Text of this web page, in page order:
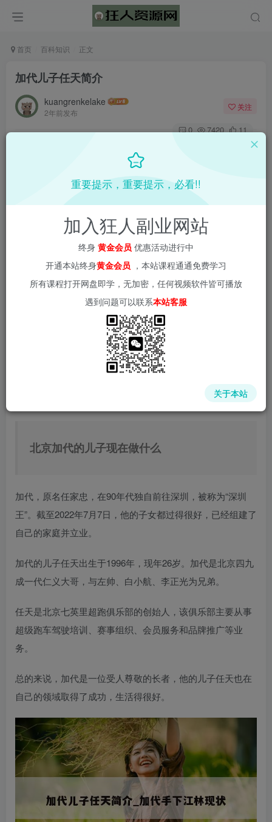
首页 百科知识 正文
加代儿子任天简介
kuangrenkelake
2年前发布
关注
0 7420 11
📌 1000➕互联网副业项目教程，更多网赚项目，点击以下
链接进入本站首页：
中赚网 - 分享各大收费VIP网赚项目和创业教程 - 狂人资源
网
北京加代的儿子现在做什么
加代，原名任家忠，在90年代独自前往深圳，被称为“深圳
王”。截至2022年7月7日，他的子女都过得很好，已经组建了
自己的家庭并立业。
加代的儿子任天出生于1996年，现年26岁。加代是北京四九
成一代仁义大哥，与左帅、白小航、李正光为兄弟。
任天是北京七英里超跑俱乐部的创始人，该俱乐部主要从事
超级跑车驾驶培训、赛事组织、会员服务和品牌推广等业
务。
总的来说，加代是一位受人尊敬的长者，他的儿子任天也在
自己的领域取得了成功，生活得很好。
重要提示，重要提示，必看!!
加入狂人副业网站
终身 黄金会员 优惠活动进行中
开通本站终身黄金会员 ，本站课程通通免费学习
所有课程打开网盘即学，无加密，任何视频软件皆可播放
遇到问题可以联系本站客服
关于本站